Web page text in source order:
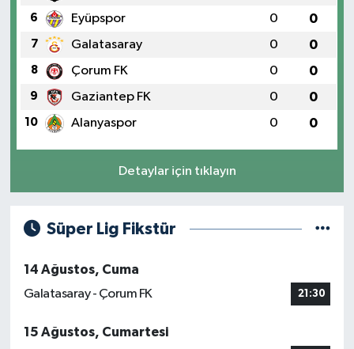
6 Eyüpspor 0 0
7 Galatasaray 0 0
8 Çorum FK 0 0
9 Gaziantep FK 0 0
10 Alanyaspor 0 0
Detaylar için tıklayın
Süper Lig Fikstür
14 Ağustos, Cuma
Galatasaray - Çorum FK
21:30
15 Ağustos, Cumartesi